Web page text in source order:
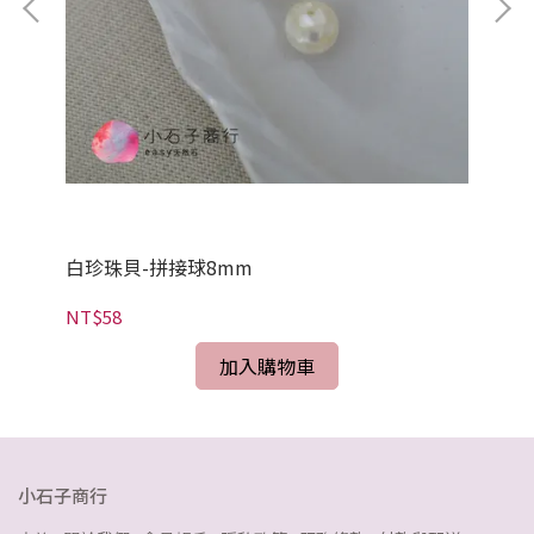
白珍珠貝-拼接球8mm
NT$58
加入購物車
小石子商行